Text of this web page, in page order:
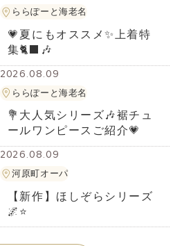
ららぽーと海老名
💗夏にもオススメ✨️上着特
集🐈‍⬛🎶
2026.08.09
ららぽーと海老名
💐大人気シリーズ🎶裾チュ
ールワンピースご紹介💗
2026.08.09
河原町オーパ
【新作】ほしぞらシリーズ
🌌⭐